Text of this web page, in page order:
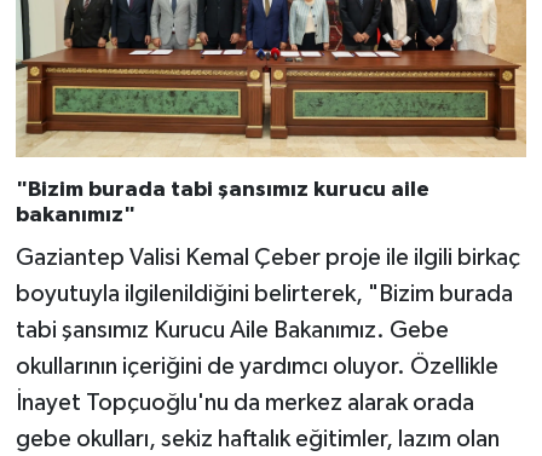
"Bizim burada tabi şansımız kurucu aile
bakanımız"
Gaziantep Valisi Kemal Çeber proje ile ilgili birkaç
boyutuyla ilgilenildiğini belirterek, "Bizim burada
tabi şansımız Kurucu Aile Bakanımız. Gebe
okullarının içeriğini de yardımcı oluyor. Özellikle
İnayet Topçuoğlu'nu da merkez alarak orada
gebe okulları, sekiz haftalık eğitimler, lazım olan